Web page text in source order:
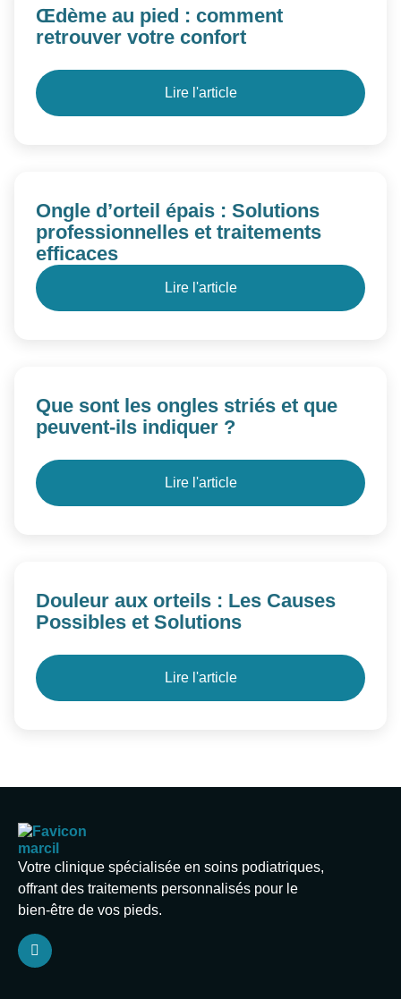
Œdème au pied : comment
retrouver votre confort
Lire l'article
Ongle d’orteil épais : Solutions
professionnelles et traitements
efficaces
Lire l'article
Que sont les ongles striés et que
peuvent-ils indiquer ?
Lire l'article
Douleur aux orteils : Les Causes
Possibles et Solutions
Lire l'article
Votre clinique spécialisée en soins podiatriques,
offrant des traitements personnalisés pour le
bien-être de vos pieds.